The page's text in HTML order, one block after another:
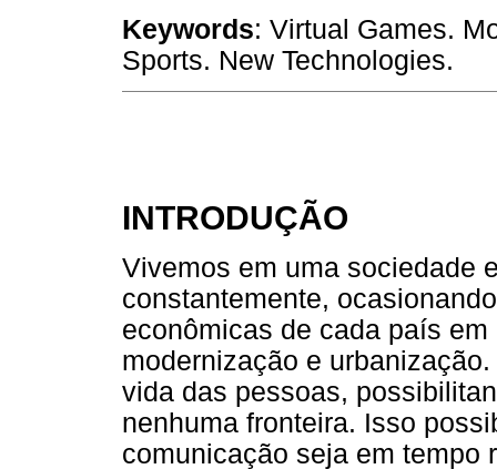
Keywords: Virtual Games.
Sports. New Technologies.
INTRODUÇÃO
Vivemos em uma sociedade
constantemente,
econômicas de cada país
modernização e
vida das pessoas,
nenhuma fronteira. Isso
comunicação seja em tempo